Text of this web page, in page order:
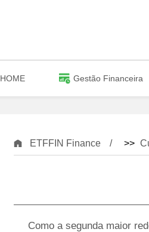
HOME Gestão Financeira
ETFFIN Finance >>
Como a segunda maior